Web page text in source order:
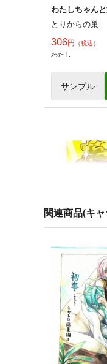
330
幡布れい
サンプル
わたしちゃん
とりからの巣
306円 （税込）
わたし
サンプル
じょじょじょ
とりからの巣
306円（税込）
空条承太郎
サンプル
関連商品(キ